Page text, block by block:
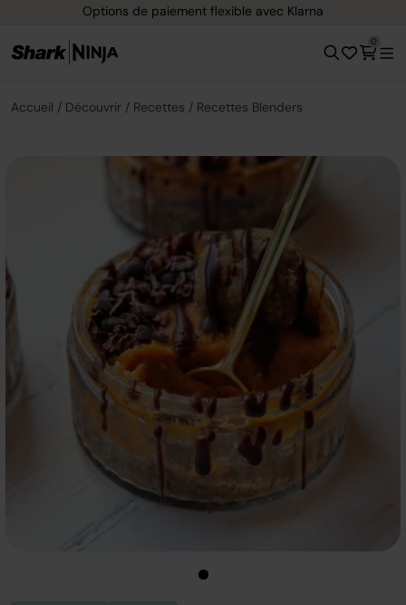
Options de paiement flexible avec Klarna
0
Accueil Découvrir Recettes Recettes Blenders